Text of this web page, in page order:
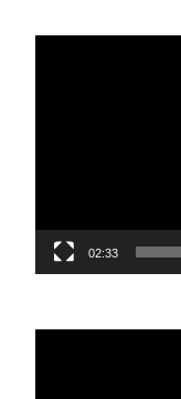
02:33